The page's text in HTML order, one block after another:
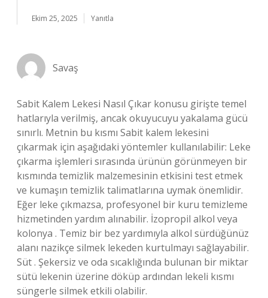
Ekim 25, 2025 Yanıtla
Savaş
Sabit Kalem Lekesi Nasıl Çıkar konusu girişte temel
hatlarıyla verilmiş, ancak okuyucuyu yakalama gücü
sınırlı. Metnin bu kısmı Sabit kalem lekesini
çıkarmak için aşağıdaki yöntemler kullanılabilir: Leke
çıkarma işlemleri sırasında ürünün görünmeyen bir
kısmında temizlik malzemesinin etkisini test etmek
ve kumaşın temizlik talimatlarına uymak önemlidir.
Eğer leke çıkmazsa, profesyonel bir kuru temizleme
hizmetinden yardım alınabilir. İzopropil alkol veya
kolonya . Temiz bir bez yardımıyla alkol sürdüğünüz
alanı nazikçe silmek lekeden kurtulmayı sağlayabilir.
Süt . Şekersiz ve oda sıcaklığında bulunan bir miktar
sütü lekenin üzerine döküp ardından lekeli kısmı
süngerle silmek etkili olabilir.